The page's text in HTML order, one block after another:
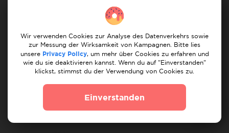
Wie es funktioniert Auftrag posten
Meine Aufträge
Finde Umzugshelfer
Finde Handwerker
Information
Hilfezentrum
Wir verwenden Cookies zur Analyse des Datenverkehrs sowie
zur Messung der Wirksamkeit von Kampagnen. Bitte lies
unsere Privacy Policy, um mehr über Cookies zu erfahren und
wie du sie deaktivieren kannst. Wenn du auf "Einverstanden"
klickst, stimmst du der Verwendung von Cookies zu.
Einverstanden